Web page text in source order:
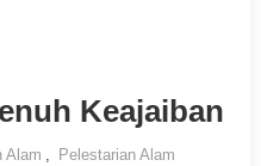
Keajaiban
Alam , Pelestarian Alam